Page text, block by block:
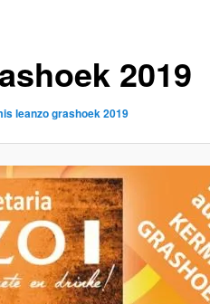
2019
leanzo grashoek 2019